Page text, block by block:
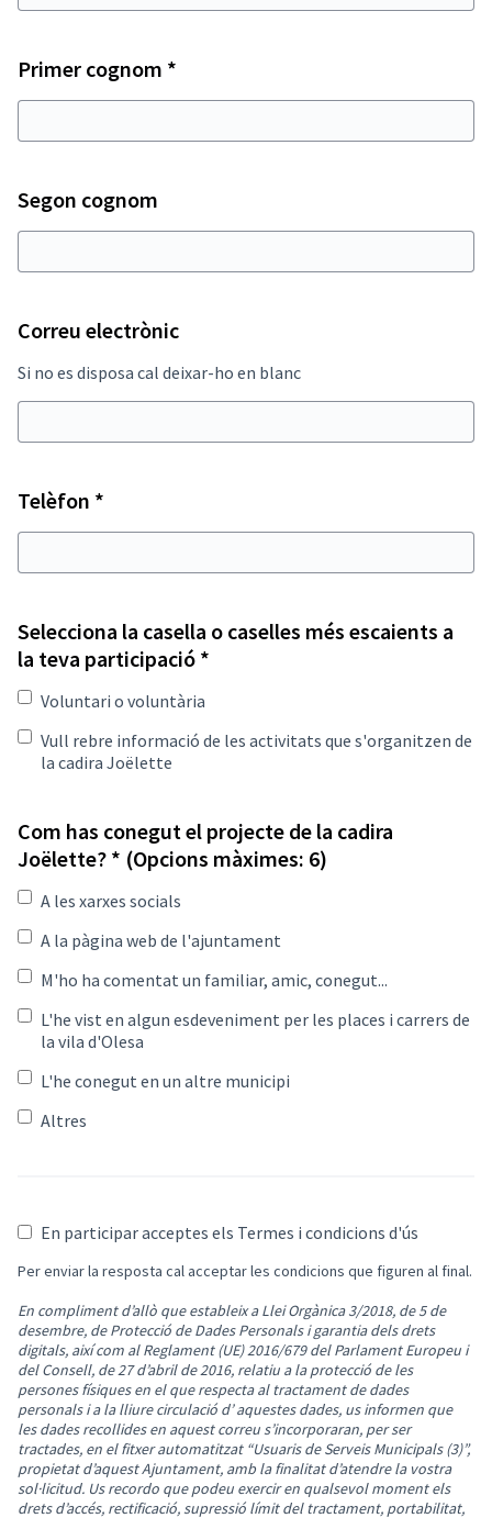
Primer cognom *
Segon cognom
Correu electrònic
Si no es disposa cal deixar-ho en blanc
Telèfon *
Selecciona la casella o caselles més escaients a
la teva participació *
Voluntari o voluntària
Vull rebre informació de les activitats que s'organitzen de
la cadira Joëlette
Com has conegut el projecte de la cadira
Joëlette? * Obligatori
(Opcions màximes: 6)
A les xarxes socials
A la pàgina web de l'ajuntament
M'ho ha comentat un familiar, amic, conegut...
L'he vist en algun esdeveniment per les places i carrers de
la vila d'Olesa
L'he conegut en un altre municipi
Altres
En participar acceptes els Termes i condicions d'ús
Per enviar la resposta cal acceptar les condicions que figuren al final.
En compliment d’allò que estableix a Llei Orgànica 3/2018, de 5 de
desembre, de Protecció de Dades Personals i garantia dels drets
digitals, així com al Reglament (UE) 2016/679 del Parlament Europeu i
del Consell, de 27 d’abril de 2016, relatiu a la protecció de les
persones físiques en el que respecta al tractament de dades
personals i a la lliure circulació d’ aquestes dades, us informen que
les dades recollides en aquest correu s’incorporaran, per ser
tractades, en el fitxer automatitzat “Usuaris de Serveis Municipals (3)”,
propietat d’aquest Ajuntament, amb la finalitat d’atendre la vostra
sol·licitud. Us recordo que podeu exercir en qualsevol moment els
drets d’accés, rectificació, supressió límit del tractament, portabilitat,